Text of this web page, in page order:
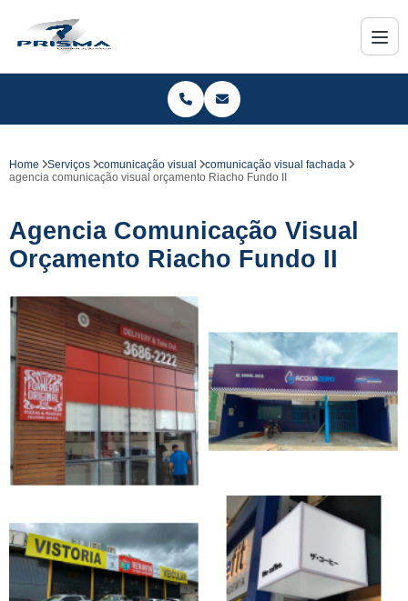
Home Serviços comunicação visual
comunicação visual fachada
agencia comunicação visual orçamento Riacho Fundo II
Agencia Comunicação Visual
Orçamento Riacho Fundo II